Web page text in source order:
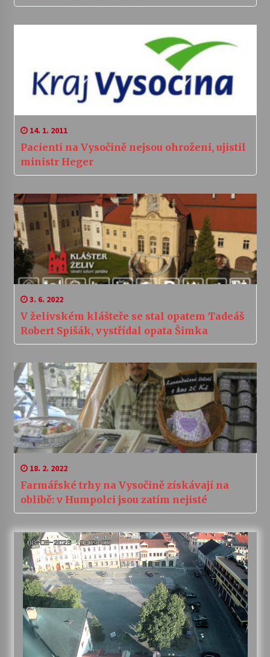
14. 1. 2011
Pacienti na Vysočině nejsou ohroženi, ujistil
ministr Heger
3. 6. 2022
V želivském klášteře se stal opatem Tadeáš
Robert Spišák, vystřídal opata Šimka
18. 2. 2022
Farmářské trhy na Vysočině získávají na
oblibě: v Humpolci jsou zatím nejisté